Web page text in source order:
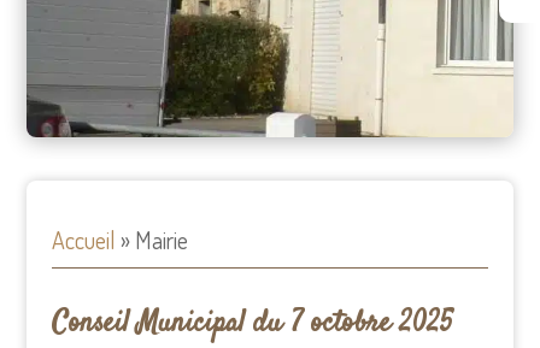
Accueil »Mairie
Conseil Municipal du 7 octobre 2025